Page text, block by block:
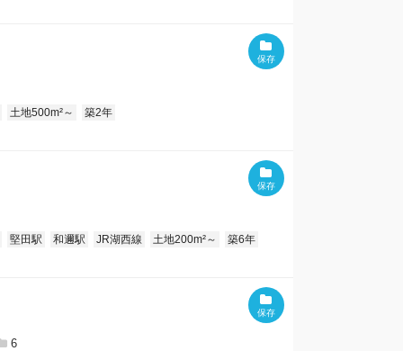
土地500m²～ 築2年
堅田駅 和邇駅 JR湖西線 土地200m²～ 築6年
6